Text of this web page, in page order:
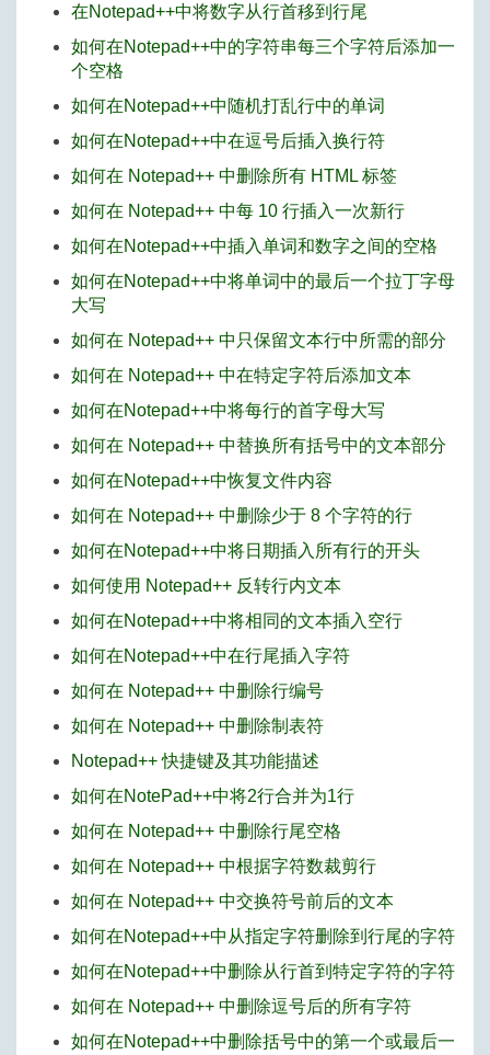
在Notepad++中将数字从行首移到行尾
如何在Notepad++中的字符串每三个字符后添加一
个空格
如何在Notepad++中随机打乱行中的单词
如何在Notepad++中在逗号后插入换行符
如何在 Notepad++ 中删除所有 HTML 标签
如何在 Notepad++ 中每 10 行插入一次新行
如何在Notepad++中插入单词和数字之间的空格
如何在Notepad++中将单词中的最后一个拉丁字母
大写
如何在 Notepad++ 中只保留文本行中所需的部分
如何在 Notepad++ 中在特定字符后添加文本
如何在Notepad++中将每行的首字母大写
如何在 Notepad++ 中替换所有括号中的文本部分
如何在Notepad++中恢复文件内容
如何在 Notepad++ 中删除少于 8 个字符的行
如何在Notepad++中将日期插入所有行的开头
如何使用 Notepad++ 反转行内文本
如何在Notepad++中将相同的文本插入空行
如何在Notepad++中在行尾插入字符
如何在 Notepad++ 中删除行编号
如何在 Notepad++ 中删除制表符
Notepad++ 快捷键及其功能描述
如何在NotePad++中将2行合并为1行
如何在 Notepad++ 中删除行尾空格
如何在 Notepad++ 中根据字符数裁剪行
如何在 Notepad++ 中交换符号前后的文本
如何在Notepad++中从指定字符删除到行尾的字符
如何在Notepad++中删除从行首到特定字符的字符
如何在 Notepad++ 中删除逗号后的所有字符
如何在Notepad++中删除括号中的第一个或最后一